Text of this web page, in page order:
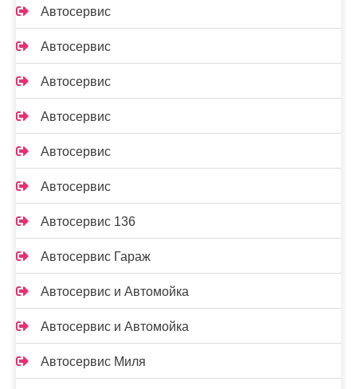
Автосервис
Автосервис
Автосервис
Автосервис
Автосервис
Автосервис
Автосервис 136
Автосервис Гараж
Автосервис и Автомойка
Автосервис и Автомойка
Автосервис Миля